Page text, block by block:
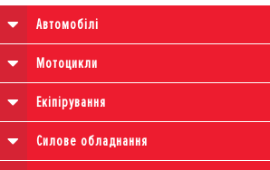
Автомобілі
Мотоцикли
Екіпірування
Силове обладнання